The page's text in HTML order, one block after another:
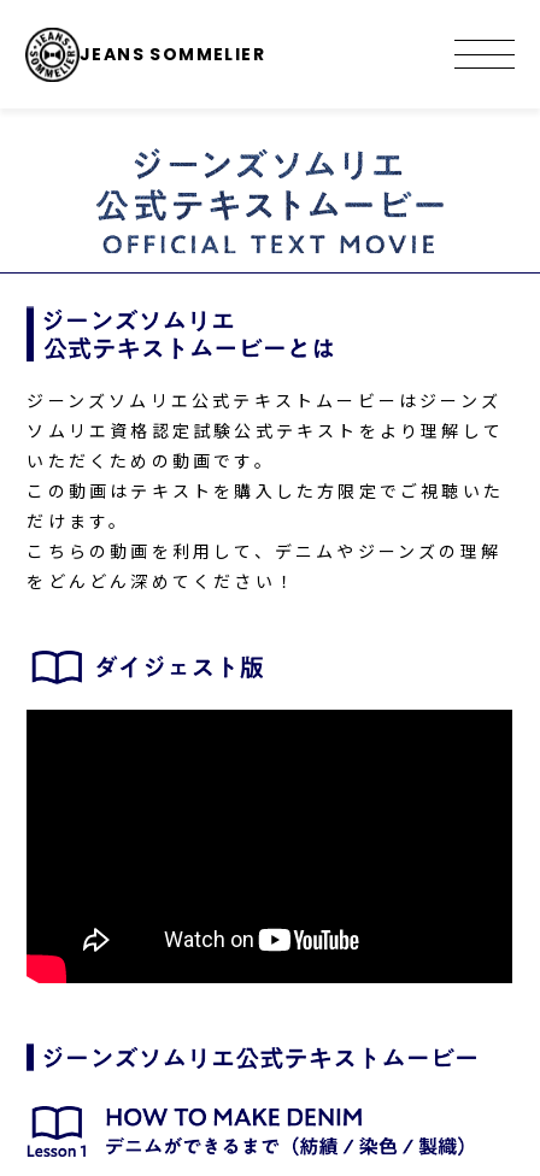
JEANS SOMMELIER
ジーンズソムリエ公式テキストムービーはジーンズ
ソムリエ資格認定試験公式テキストをより理解して
いただくための動画です。
この動画はテキストを購入した方限定でご視聴いた
だけます。
こちらの動画を利用して、デニムやジーンズの理解
をどんどん深めてください！